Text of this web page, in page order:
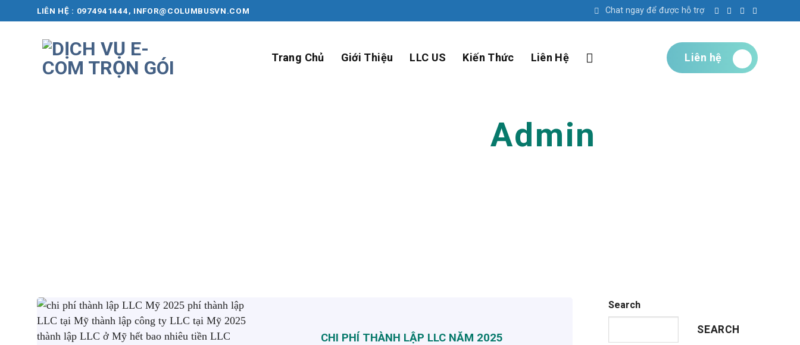
to
LIÊN HỆ : 0974941444, INFOR@COLUMBUSVN.COM Chat ngay để được hỗ trợ
Trang Chủ Giới Thiệu LLC US Kiến Thức Liên Hệ Liên hệ
Author Archives:Admin
CHI PHÍ THÀNH LẬP LLC NĂM 2025
Search
SEARCH